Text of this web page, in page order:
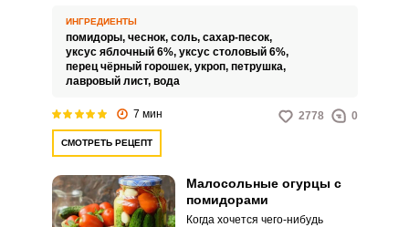
превосходная холодная закуска
к любому гарниру. Такая закуска
хранится недолго, но всегда
ИНГРЕДИЕНТЫ
помидоры, чеснок, соль, сахар-песок,
уксус яблочный 6%, уксус столовый 6%,
перец чёрный горошек, укроп, петрушка,
лавровый лист, вода
7 мин 2778 0
СМОТРЕТЬ РЕЦЕПТ
Малосольные огурцы с
помидорами
Когда хочется чего-нибудь